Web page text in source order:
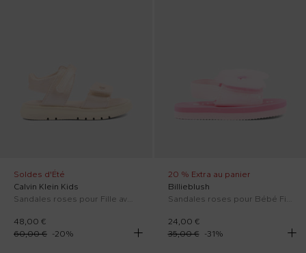
Soldes d'Été
Calvin Klein Kids
48,00 €
60,00 € -20%
20 % Extra au panier
Billieblush
24,00 €
35,00 €
-31%